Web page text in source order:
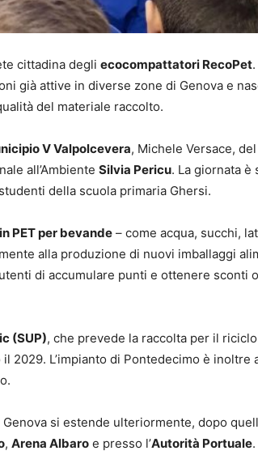
cittadina degli ecocompattatori RecoPet.
già attive in diverse zone di Genova e
del materiale raccolto.
V Valpolcevera, Michele Versace,
all’Ambiente Silvia Pericu. La giornata è
della scuola primaria Ghersi.
PET per bevande – come acqua, succhi,
alla produzione di nuovi imballaggi
di accumulare punti e ottenere sconti
(SUP), che prevede la raccolta per il
L’impianto di Pontedecimo è inoltre
si estende ulteriormente, dopo
, Arena Albaro e presso l’Autorità Portuale